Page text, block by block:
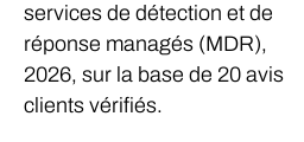
services de détection et de
réponse managés (MDR),
2026, sur la base de 20 avis
clients vérifiés.